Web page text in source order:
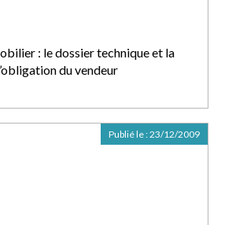
: le dossier technique et la
du vendeur
Publié le :23/12/2009